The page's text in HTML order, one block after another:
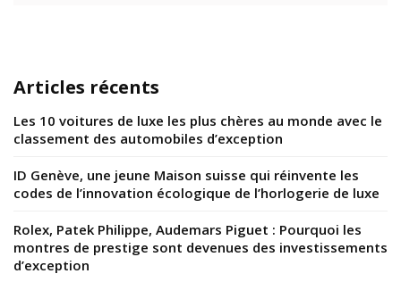
Articles récents
Les 10 voitures de luxe les plus chères au monde avec le
classement des automobiles d’exception
ID Genève, une jeune Maison suisse qui réinvente les
codes de l’innovation écologique de l’horlogerie de luxe
Rolex, Patek Philippe, Audemars Piguet : Pourquoi les
montres de prestige sont devenues des investissements
d’exception